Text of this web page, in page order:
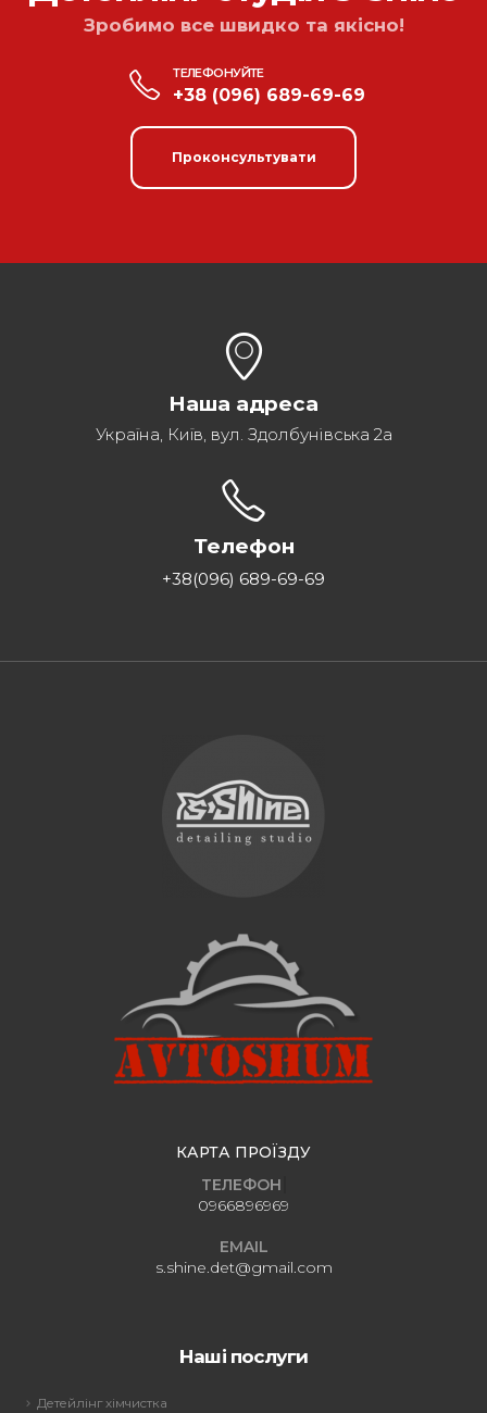
Зробимо все швидко та якісно!
ТЕЛЕФОНУЙТЕ
+38 (096) 689-69-69
Проконсультувати
Наша адреса
Україна, Київ, вул. Здолбунівська 2а
Телефон
+38(096) 689-69-69
КАРТА ПРОЇЗДУ
ТЕЛЕФОН
0966896969
EMAIL
s.shine.det@gmail.com
Наші послуги
Детейлінг хімчистка